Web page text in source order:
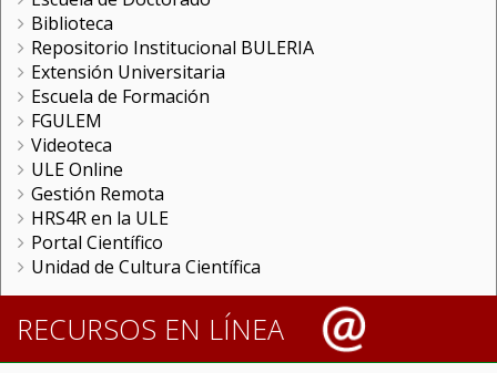
Biblioteca
Repositorio Institucional BULERIA
Extensión Universitaria
Escuela de Formación
FGULEM
Videoteca
ULE Online
Gestión Remota
HRS4R en la ULE
Portal Científico
Unidad de Cultura Científica
RECURSOS EN LÍNEA